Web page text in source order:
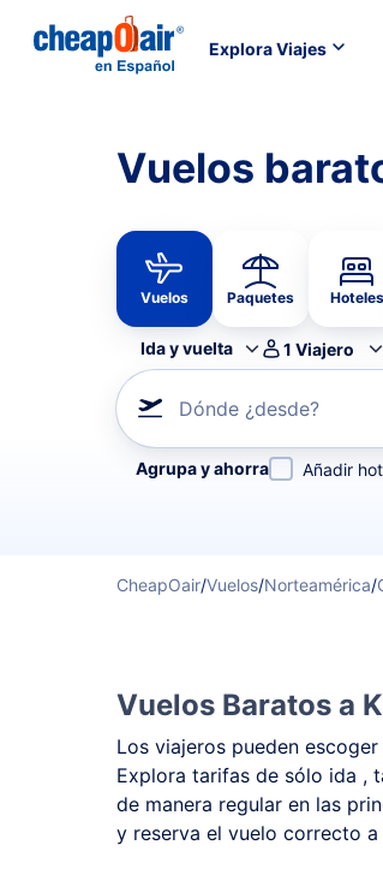
Explora Viajes
Vuelos
Vuelos Paquetes Hoteles
Ida y vuelta 1 Viajero
Dónde ¿desde?
Refina tu búsqueda por
Agrupa y ahorra Añadir
CheapOair/Vuelos/Norteamérica/
Vuelos Baratos a
Los viajeros pueden
Explora tarifas de sólo ida ,
de manera regular en las
y reserva el vuelo correcto